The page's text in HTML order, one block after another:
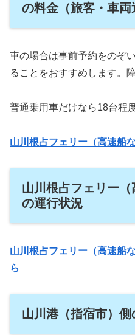
の料金（旅客・車両
車の場合は事前予約をのぞ
ることをおすすめします。
普通乗用車だけなら18台程
山川根占フェリー（高速船
山川根占フェリー（
の運行状況
山川根占フェリー（高速船
ら
山川港（指宿市）